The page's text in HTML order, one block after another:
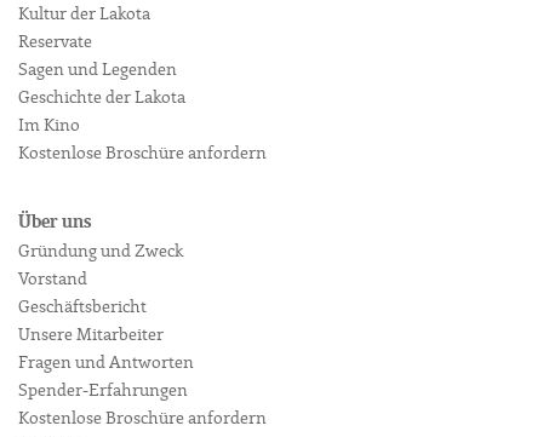
Kultur der Lakota
Reservate
Sagen und Legenden
Geschichte der Lakota
Im Kino
Kostenlose Broschüre anfordern
Über uns
Gründung und Zweck
Vorstand
Geschäftsbericht
Unsere Mitarbeiter
Fragen und Antworten
Spender-Erfahrungen
Kostenlose Broschüre anfordern